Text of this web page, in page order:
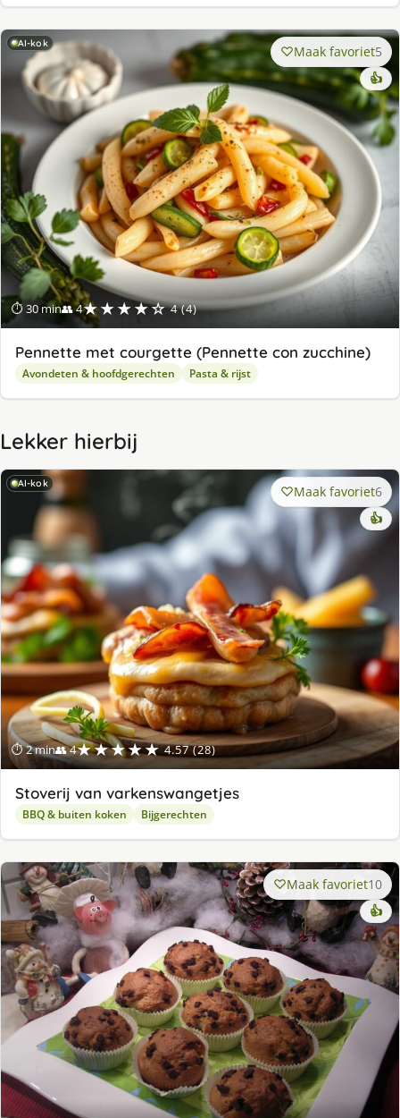
AI-kok
⏱ 30 min👥 4★★★★☆ 4 (4)
Maak favoriet5
👍
Pennette met courgette (Pennette con zucchine)
Avondeten & hoofdgerechten Pasta & rijst
Lekker hierbij
AI-kok
⏱ 2 min👥 4★★★★★ 4.57 (28)
Maak favoriet6
👍
Stoverij van varkenswangetjes
BBQ & buiten koken Bijgerechten
Maak favoriet10
👍